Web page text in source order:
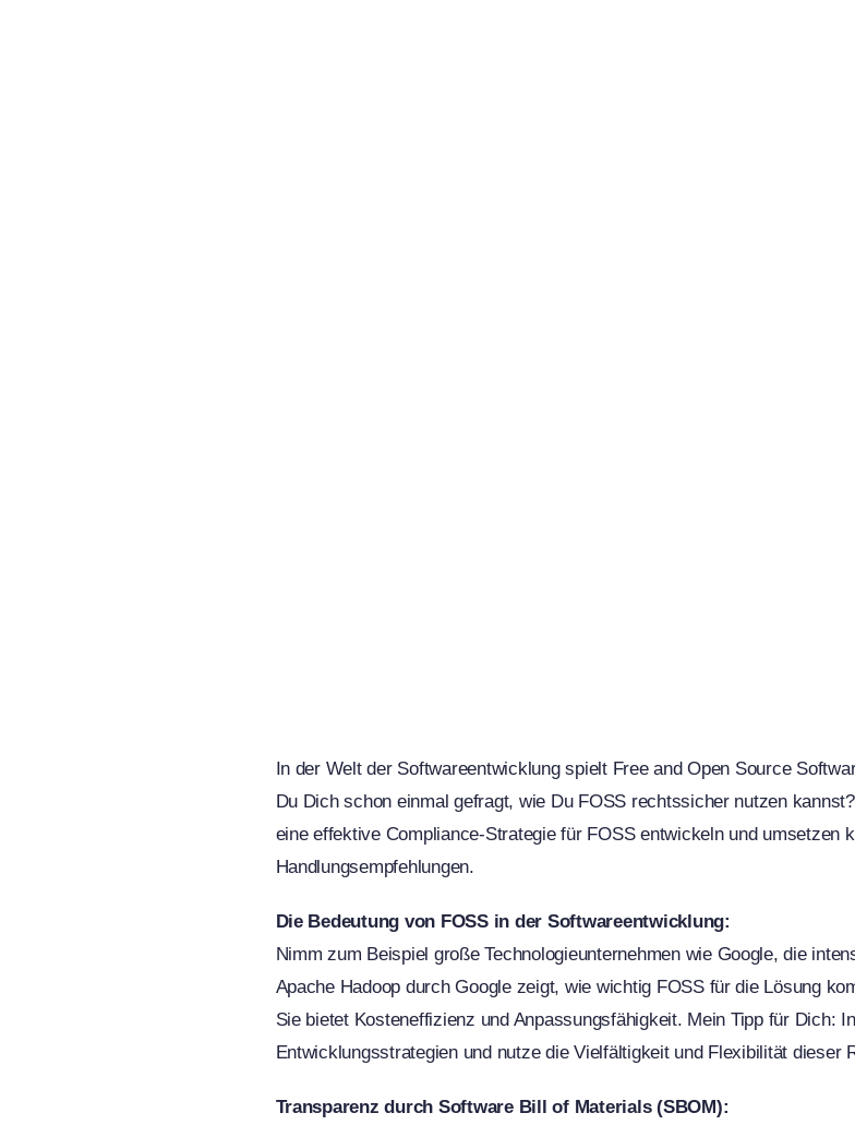
In der Welt der Softwareentwicklung spielt Free and Open Source
Du Dich schon einmal gefragt, wie Du FOSS rechtssicher nutzen
eine effektive Compliance-Strategie für FOSS entwickeln und umsetzen
Handlungsempfehlungen.
Die Bedeutung von FOSS in der Softwareentwicklung:
Nimm zum Beispiel große Technologieunternehmen wie Google, die
Apache Hadoop durch Google zeigt, wie wichtig FOSS für die Lösung
Sie bietet Kosteneffizienz und Anpassungsfähigkeit. Mein Tipp für Dich:
Entwicklungsstrategien und nutze die Vielfältigkeit und Flexibilität dieser
Transparenz durch Software Bill of Materials (SBOM):